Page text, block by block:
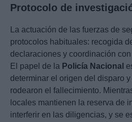
Protocolo de
La actuación de las fuerzas de
protocolos habituales: recogida
declaraciones y coordinación
El papel de la Policía Nacional
determinar el origen del disparo
rodearon el fallecimiento.
locales mantienen la reserva de
interferir en las diligencias, y se